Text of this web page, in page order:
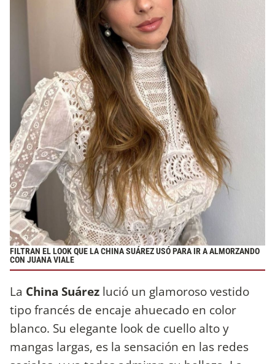
FILTRAN EL LOOK QUE LA CHINA SUÁREZ USÓ PARA IR A ALMORZANDO
CON JUANA VIALE
La China Suárez lució un glamoroso vestido
tipo francés de encaje ahuecado en color
blanco. Su elegante look de cuello alto y
mangas largas, es la sensación en las redes